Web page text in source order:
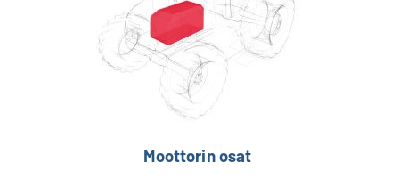
Moottorin osat